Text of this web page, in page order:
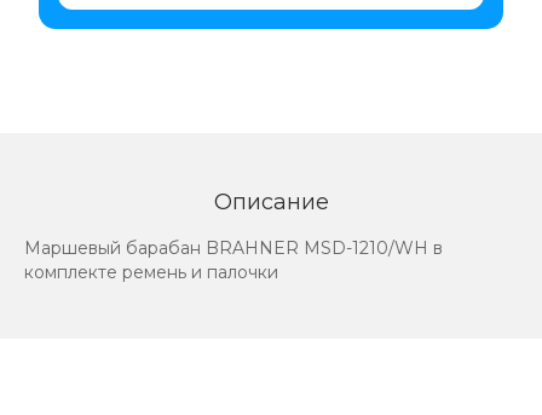
Описание
Маршевый барабан BRAHNER MSD-1210/WH в
комплекте ремень и палочки